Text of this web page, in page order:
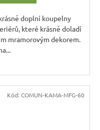
doplní koupelny
které krásně doladí
mramorovým dekorem.
Kód: COMUN-KAMA-MFG-60